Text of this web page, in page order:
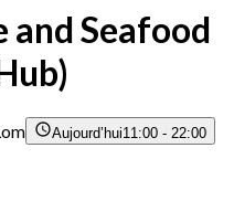
and Seafood
Aujourd’hui11:00 - 22:00